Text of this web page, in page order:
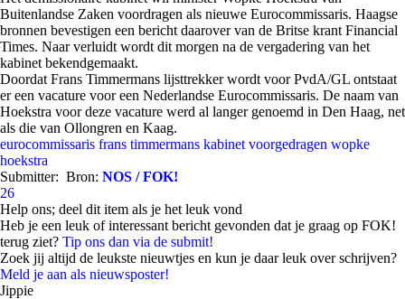
Buitenlandse Zaken voordragen als nieuwe Eurocommissaris. Haagse
bronnen bevestigen een bericht daarover van de Britse krant Financial
Times. Naar verluidt wordt dit morgen na de vergadering van het
kabinet bekendgemaakt.
Doordat Frans Timmermans lijsttrekker wordt voor PvdA/GL ontstaat
er een vacature voor een Nederlandse Eurocommissaris. De naam van
Hoekstra voor deze vacature werd al langer genoemd in Den Haag, net
als die van Ollongren en Kaag.
eurocommissaris frans timmermans kabinet voorgedragen wopke
hoekstra
Submitter: Bron: NOS / FOK!
26
Help ons; deel dit item als je het leuk vond
Heb je een leuk of interessant bericht gevonden dat je graag op FOK!
terug ziet? Tip ons dan via de submit!
Zoek jij altijd de leukste nieuwtjes en kun je daar leuk over schrijven?
Meld je aan als nieuwsposter!
Jippie